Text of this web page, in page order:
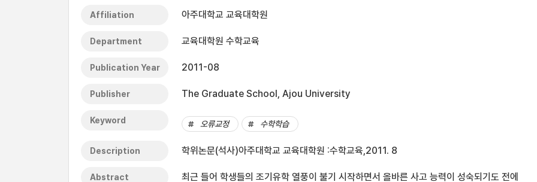
Affiliation 아주대학교 교육대학원
Department 교육대학원 수학교육
Publication Year 2011-08
Publisher The Graduate School, Ajou University
Keyword 오류교정 수학학습
Description 학위논문(석사)아주대학교 교육대학원 :수학교육,2011. 8
Abstract
최근 들어 학생들의 조기유학 열풍이 불기 시작하면서 올바른 사고 능력이 성숙되기도 전에